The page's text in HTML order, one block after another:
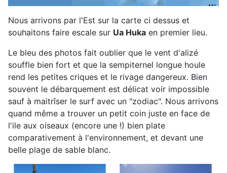
Nous arrivons par l'Est sur la carte ci dessus et
souhaitons faire escale sur Ua Huka en premier lieu.
Le bleu des photos fait oublier que le vent d'alizé
souffle bien fort et que la sempiternel longue houle
rend les petites criques et le rivage dangereux. Bien
souvent le débarquement est délicat voir impossible
sauf à maitrîser le surf avec un "zodiac". Nous arrivons
quand même a trouver un petit coin juste en face de
l'ile aux oiseaux (encore une !) bien plate
comparativement à l'environnement, et devant une
belle plage de sable blanc.